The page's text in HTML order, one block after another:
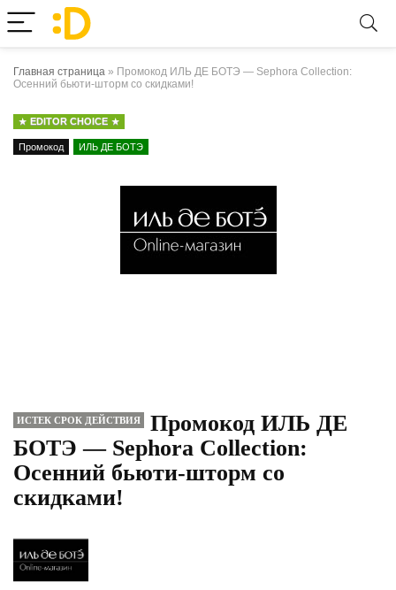
Главная страница » Промокод ИЛЬ ДЕ БОТЭ — Sephora Collection:
Осенний бьюти-шторм со скидками!
EDITOR CHOICE
Промокод ИЛЬ ДЕ БОТЭ
ИСТЕК СРОК ДЕЙСТВИЯ
Промокод ИЛЬ ДЕ
БОТЭ — Sephora Collection:
Осенний бьюти-шторм со
скидками!